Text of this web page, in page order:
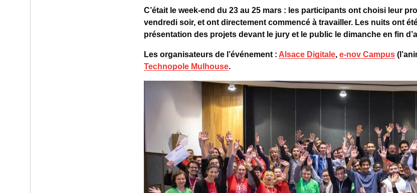
C’était le week-end du 23 au 25 mars : les participants ont choisi leur
vendredi soir, et ont directement commencé à travailler. Les nuits ont
présentation des projets devant le jury et le public le dimanche en fin
Les organisateurs de l’événement : Alsace Digitale, e-nov Campus
Technopole Mulhouse.